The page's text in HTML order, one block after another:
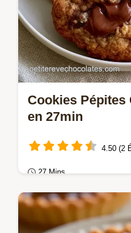
Cookies
en 27min
4.50 (2
27 Mins
Gâteaux au chocolat
Savourez des